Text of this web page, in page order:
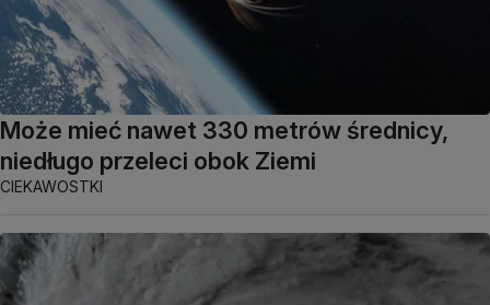
Może mieć nawet 330 metrów średnicy,
niedługo przeleci obok Ziemi
CIEKAWOSTKI